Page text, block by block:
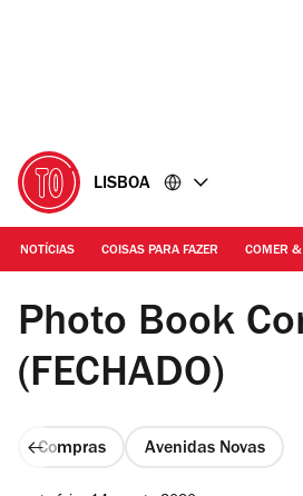
LISBOA
NOTÍCIAS COISAS PARA FAZER COMER &
Gabriell Vieira
Photo Book
(FECHADO)
Compras Avenidas Novas